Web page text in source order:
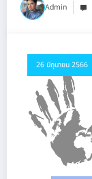
Admin
26 มิถุนายน 2566